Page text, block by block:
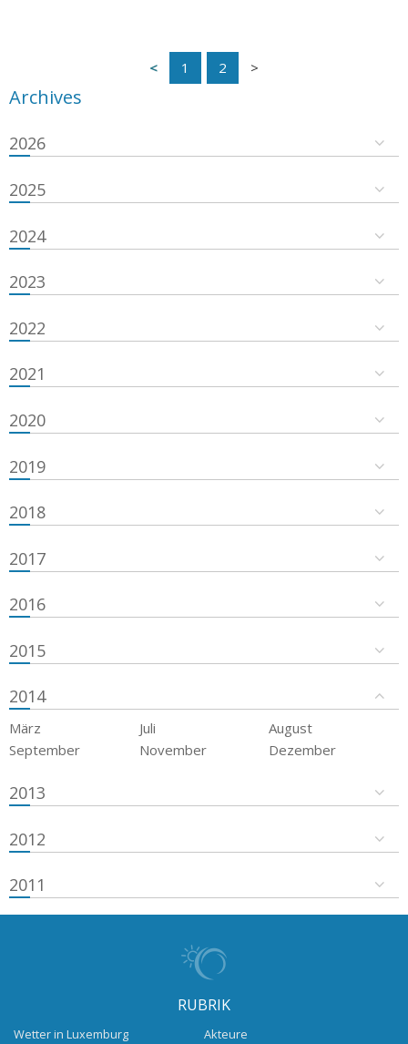
1 2
Archives
2026
2025
2024
2023
2022
2021
2020
2019
2018
2017
2016
2015
2014
März Juli
August
September
November Dezember
2013
2012
2011
RUBRIK
Wetter in Luxemburg
Akteure